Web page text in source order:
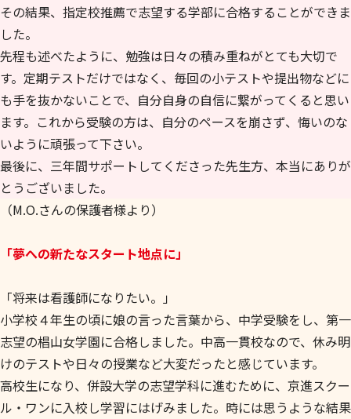
その結果、指定校推薦で志望する学部に合格することができま
した。
先程も述べたように、勉強は日々の積み重ねがとても大切で
す。定期テストだけではなく、毎回の小テストや提出物などに
も手を抜かないことで、自分自身の自信に繋がってくると思い
ます。これから受験の方は、自分のペースを崩さず、悔いのな
いように頑張って下さい。
最後に、三年間サポートしてくださった先生方、本当にありが
とうございました。
（M.O.さんの保護者様より）
「夢への新たなスタート地点に」
「将来は看護師になりたい。」
小学校４年生の頃に娘の言った言葉から、中学受験をし、第一
志望の椙山女学園に合格しました。中高一貫校なので、休み明
けのテストや日々の授業など大変だったと感じています。
高校生になり、併設大学の志望学科に進むために、京進スクー
ル・ワンに入校し学習にはげみました。時には思うような結果